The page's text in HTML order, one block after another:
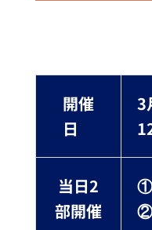
開催
日
3
当日2
部開催